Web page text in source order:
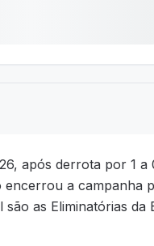
após derrota por 1
a campanha
as Eliminatórias